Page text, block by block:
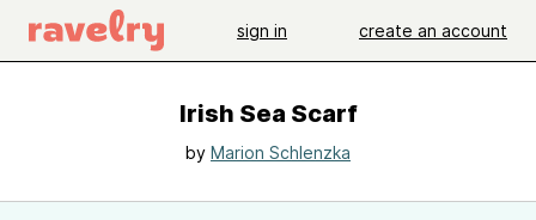
sign in create an account
Irish Sea Scarf
by Marion Schlenzka